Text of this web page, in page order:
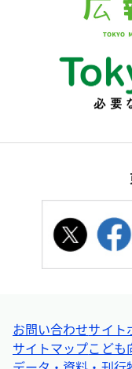
お問い合わせサイト
サイトマップこども